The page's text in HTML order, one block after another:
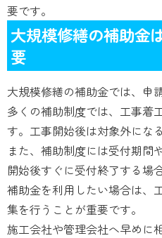
要です。
大規模修繕の補助金
要
大規模修繕の補助金では、申
多くの補助制度では、工事着
す。工事開始後は対象外にな
また、補助制度には受付期間
開始後すぐに受付終了する場
補助金を利用したい場合は、
集を行うことが重要です。
施工会社や管理会社へ早めに